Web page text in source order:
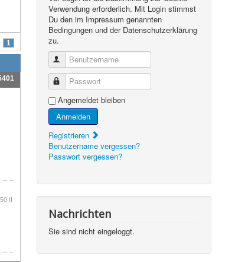
1
II
Verwendung erforderlich. Mit Login stimmst
Du den im Impressum genannten
Bedingungen und der Datenschutzerklärung
zu.
Benutzername
Passwort
Angemeldet bleiben
Anmelden
Registrieren
Benutzername vergessen?
Passwort vergessen?
Nachrichten
Sie sind nicht eingeloggt.